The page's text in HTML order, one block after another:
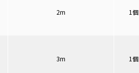
2m
3m
1個
1個